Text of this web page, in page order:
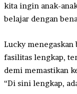
kita ingin anak-
belajar dengan
Lucky
fasilitas lengkap,
demi memastikan
“Di sini lengkap,